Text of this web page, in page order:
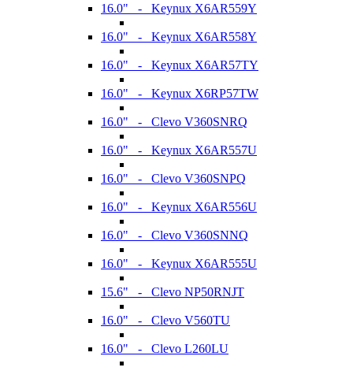
16.0" - Keynux X6AR559Y
16.0" - Keynux X6AR558Y
16.0" - Keynux X6AR57TY
16.0" - Keynux X6RP57TW
16.0" - Clevo V360SNRQ
16.0" - Keynux X6AR557U
16.0" - Clevo V360SNPQ
16.0" - Keynux X6AR556U
16.0" - Clevo V360SNNQ
16.0" - Keynux X6AR555U
15.6" - Clevo NP50RNJT
16.0" - Clevo V560TU
16.0" - Clevo L260LU